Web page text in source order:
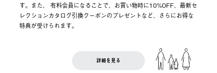
す。また、 有料会員になることで、お買い物時に10%OFF、最新セ
レクションカタログ引換クーポンのプレゼントなど、さらにお得な
特典が受けられます。
詳細を見る